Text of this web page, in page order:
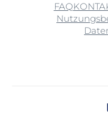
FAQ